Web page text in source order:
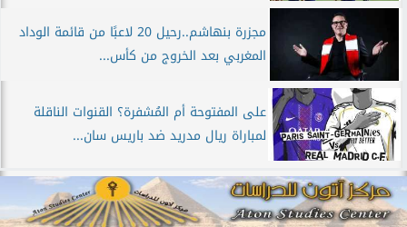
مجزرة بنهاشم..رحيل 20 لاعبًا من قائمة الوداد
المغربي بعد الخروج من كأس...
على المفتوحة أم المُشفرة؟ القنوات الناقلة
لمباراة ريال مدريد ضد باريس سان...